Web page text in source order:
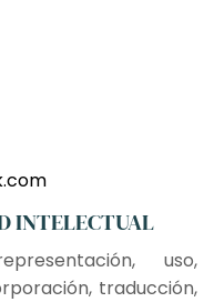
INTELECTUAL
uso,
traducción,